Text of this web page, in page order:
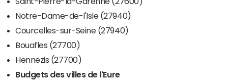
Notre-Dame-de-l'Isle (27940)
Courcelles-sur-Seine (27940)
Bouafles (27700)
Hennezis (27700)
Budgets des villes de l'Eure